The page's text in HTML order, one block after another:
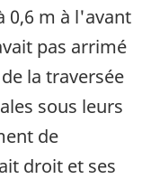
0,6 m à l'avant
pas arrimé
la traversée
sous leurs
de
droit et ses